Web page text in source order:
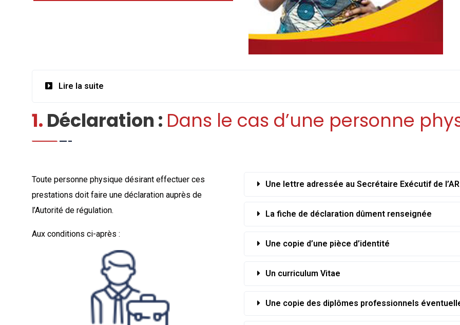
Lire la suite
1. Déclaration : Dans le cas d’une personne
Toute personne physique désirant effectuer ces
prestations doit faire une déclaration auprès de
l’Autorité de régulation.
Aux conditions ci-après :
Une lettre adressée au Secrétaire Exécutif de
La fiche de déclaration dûment renseignée
Une copie d’une pièce d’identité
Un curriculum Vitae
Une copie des diplômes professionnels